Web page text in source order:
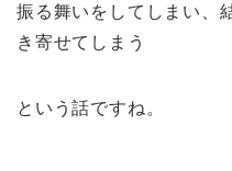
振る舞いをしてしまい、
き寄せてしまう
という話ですね。